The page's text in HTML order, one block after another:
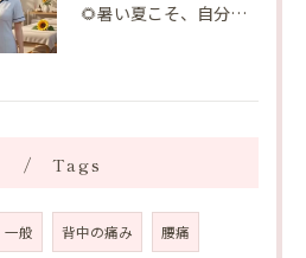
🌻暑い夏こそ、自分の身体を整える時間を♡
Tags
一般 背中の痛み 腰痛